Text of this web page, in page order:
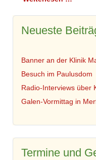
Neueste
Banner an der Klinik
Besuch im Paulusdom
Radio-Interviews über
Galen-Vormittag in
Termine und